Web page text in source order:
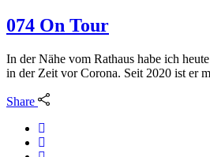
074 On Tour
In der Nähe vom Rathaus habe ich
in der Zeit vor Corona. Seit 2020 ist er
Share